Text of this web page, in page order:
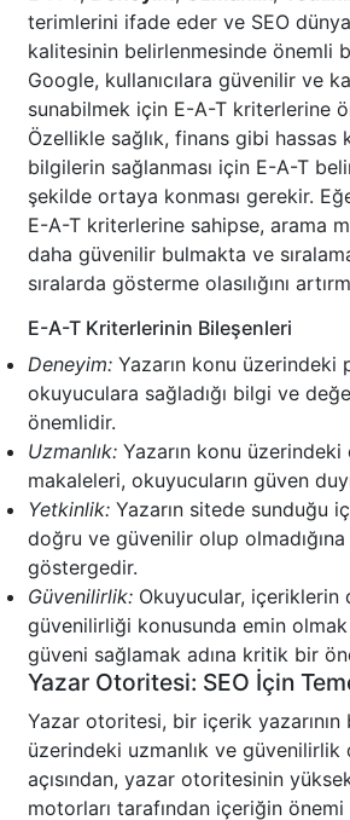
terimlerini ifade eder ve SEO
kalitesinin belirlenmesinde önemli
Google, kullanıcılara güvenilir ve
sunabilmek için E-A-T kriterlerine
Özellikle sağlık, finans gibi hassas
bilgilerin sağlanması için E-A-T
şekilde ortaya konması gerekir.
E-A-T kriterlerine sahipse, arama
daha güvenilir bulmakta ve
sıralarda gösterme olasılığını
E-A-T Kriterlerinin Bileşenleri
Deneyim: Yazarın konu üzerindeki
okuyuculara sağladığı bilgi ve
önemlidir.
Uzmanlık: Yazarın konu
makaleleri, okuyucuların güven
Yetkinlik: Yazarın sitede sunduğu
doğru ve güvenilir olup
göstergedir.
Güvenilirlik: Okuyucular, içeriklerin
güvenilirliği konusunda emin
güveni sağlamak adına kritik bir
Yazar Otoritesi: SEO İçin
Yazar otoritesi, bir içerik
üzerindeki uzmanlık ve güvenilirlik
açısından, yazar otoritesinin
motorları tarafından içeriğin